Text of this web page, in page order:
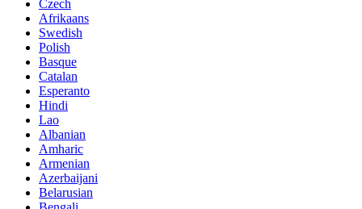
Czech
Afrikaans
Swedish
Polish
Basque
Catalan
Esperanto
Hindi
Lao
Albanian
Amharic
Armenian
Azerbaijani
Belarusian